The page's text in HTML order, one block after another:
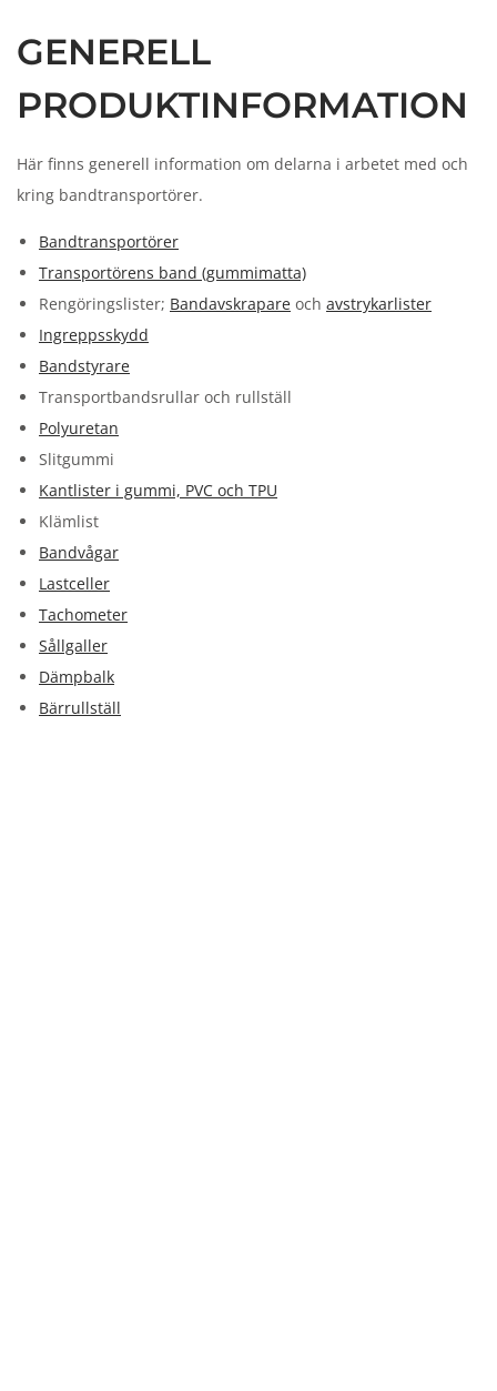
GENERELL
PRODUKTINFORMATION
Här finns generell information om delarna i arbetet med och
kring bandtransportörer.
Bandtransportörer
Transportörens band (gummimatta)
Rengöringslister; Bandavskrapare och avstrykarlister
Ingreppsskydd
Bandstyrare
Transportbandsrullar och rullställ
Polyuretan
Slitgummi
Kantlister i gummi, PVC och TPU
Klämlist
Bandvågar
Lastceller
Tachometer
Sållgaller
Dämpbalk
Bärrullställ